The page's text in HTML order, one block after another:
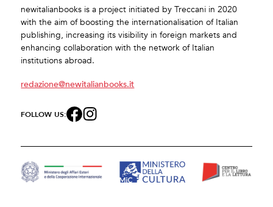
newitalianbooks is a project initiated by Treccani in 2020
with the aim of boosting the internationalisation of Italian
publishing, increasing its visibility in foreign markets and
enhancing collaboration with the network of Italian
institutions abroad.
redazione@newitalianbooks.it
FOLLOW US: